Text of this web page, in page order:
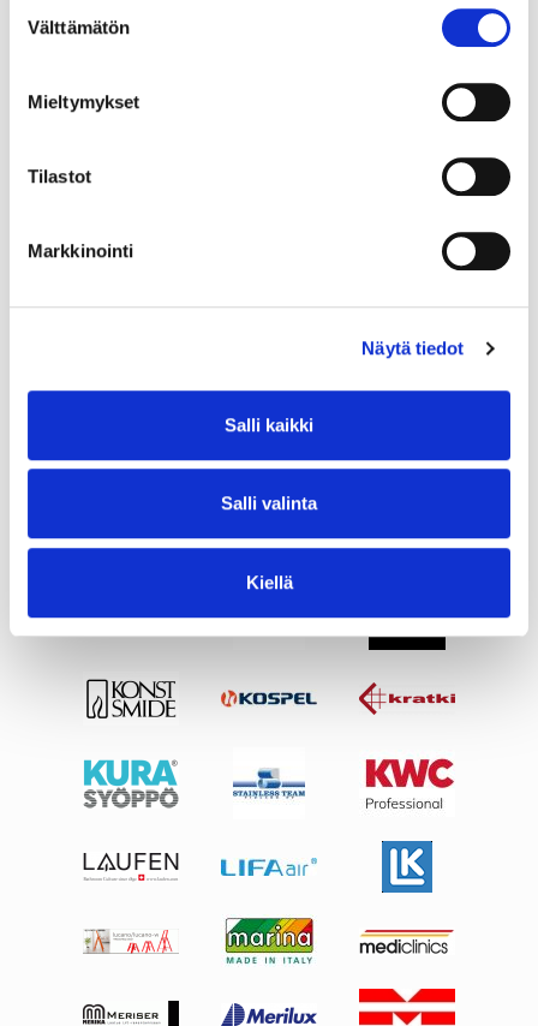
valinta
Välttämätön
Mieltymykset
Tilastot
Markkinointi
Näytä tiedot
Salli kaikki
Salli valinta
Kiellä